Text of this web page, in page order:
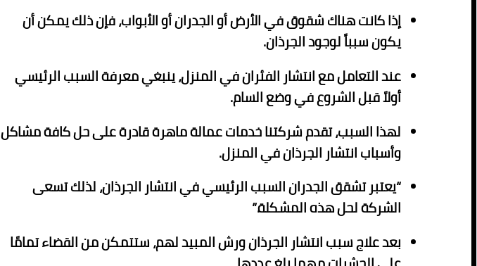
إذا كانت هناك شقوق في الأرض أو الجدران أو الأبواب، فإن ذلك يمكن أن
يكون سبباً لوجود الجرذان.
عند التعامل مع انتشار الفئران في المنزل، ينبغي معرفة السبب الرئيسي
أولاً قبل الشروع في وضع السام.
لهذا السبب، تقدم شركتنا خدمات عمالة ماهرة قادرة على حل كافة مشاكل
وأسباب انتشار الجرذان في المنزل.
“يعتبر تشقق الجدران السبب الرئيسي في انتشار الجرذان، لذلك تسعى
الشركة لحل هذه المشكلة.”
بعد علاج سبب انتشار الجرذان ورش المبيد لهم، ستتمكن من القضاء تمامًا